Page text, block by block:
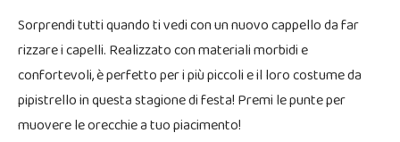
Sorprendi tutti quando ti vedi con un nuovo cappello da far
rizzare i capelli. Realizzato con materiali morbidi e
confortevoli, è perfetto per i più piccoli e il loro costume da
pipistrello in questa stagione di festa! Premi le punte per
muovere le orecchie a tuo piacimento!